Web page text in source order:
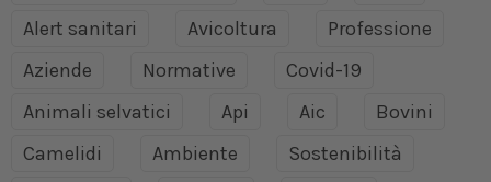
Alert sanitari
Avicoltura
Professione
Aziende
Normative
Covid-19
Animali selvatici
Api Aic
Bovini
Camelidi
Ambiente
Sostenibilità